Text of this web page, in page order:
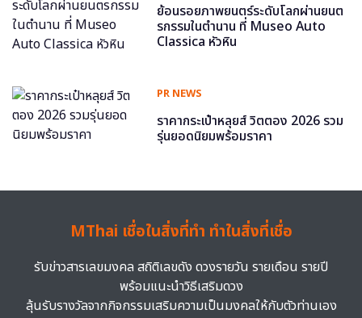
ย้อนรอยภาพยนตร์ระดับโลกผ่านยนต
รกรรมในตำนาน ที่ Museo Auto
Classica หัวหิน
PR NEWS
ราคากระเป๋าหลุยส์ วิตตอง 2026 รวม
รุ่นยอดนิยมพร้อมราคา
MThai เชื่อในสิ่งที่ทำ ทำในสิ่งที่เชื่อ
รับข่าวสารเลขมงคล สถิติเลขดัง ดวงรายวัน รายเดือน รายปี
พร้อมแนะนำวิธีเสริมดวง
ลุ้นรับรางวัลจากกิจกรรมเสริมความเป็นมงคลให้กับตัวท่านเอง